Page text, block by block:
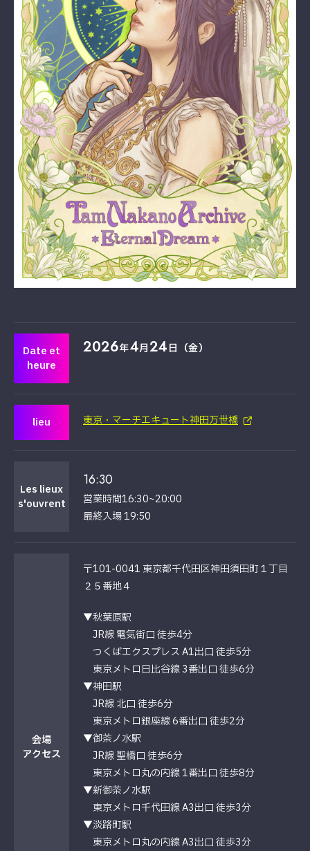
Date et
heure
2026年4月24日（金）
lieu 東京・マーチエキュート神田万世橋
Les lieux
s'ouvrent
16:30
営業時間16:30~20:00
最終入場 19:50
会場
アクセス
〒101-0041 東京都千代田区神田須田町１丁目
２５番地４
▼秋葉原駅
JR線 電気街口 徒歩4分
つくばエクスプレス A1出口 徒歩5分
東京メトロ日比谷線 3番出口 徒歩6分
▼神田駅
JR線 北口 徒歩6分
東京メトロ銀座線 6番出口 徒歩2分
▼御茶ノ水駅
JR線 聖橋口 徒歩6分
東京メトロ丸の内線 1番出口 徒歩8分
▼新御茶ノ水駅
東京メトロ千代田線 A3出口 徒歩3分
▼淡路町駅
東京メトロ丸の内線 A3出口 徒歩3分